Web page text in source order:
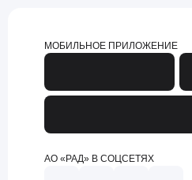
МОБИЛЬНОЕ ПРИЛОЖЕНИЕ
АО «РАД» В СОЦСЕТЯХ